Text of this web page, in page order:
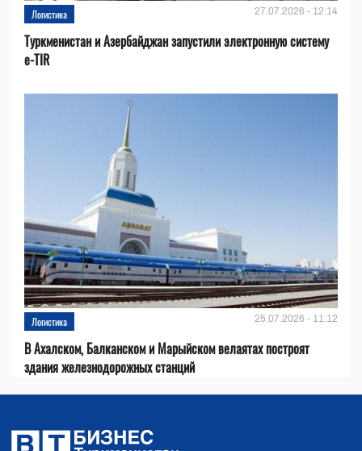
Логистика 27.07.2026 - 12:14
Туркменистан и Азербайджан запустили электронную систему
e-TIR
Логистика 25.07.2026 - 11:12
В Ахалском, Балканском и Марыйском велаятах построят
здания железнодорожных станций